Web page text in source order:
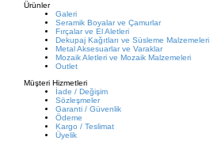
Ürünler
Galeri
Seramik Boyalar ve Çamurlar
Fırçalar ve El Aletleri
Dekupaj Kağıtları ve Süsleme Malzemeleri
Metal Aksesuarlar ve Varaklar
Mozaik Aletleri ve Mozaik Malzemeleri
Outlet
Müşteri Hizmetleri
İade / Değişim
Sözleşmeler
Garanti / Güvenlik
Ödeme
Kargo / Teslimat
Üyelik